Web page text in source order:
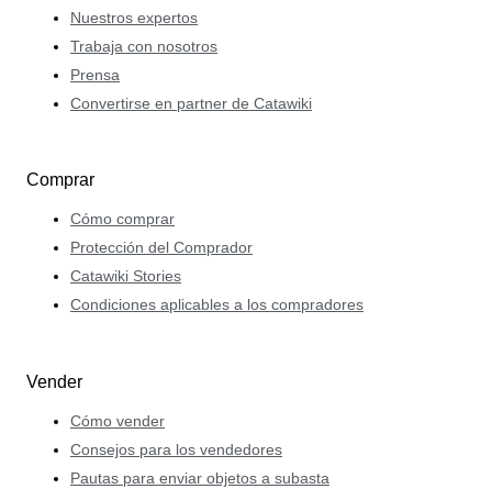
Nuestros expertos
Trabaja con nosotros
Prensa
Convertirse en partner de Catawiki
Comprar
Cómo comprar
Protección del Comprador
Catawiki Stories
Condiciones aplicables a los compradores
Vender
Cómo vender
Consejos para los vendedores
Pautas para enviar objetos a subasta